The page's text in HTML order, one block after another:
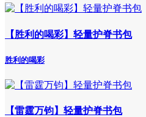
【胜利的喝彩】轻量护脊书包
胜利的喝彩
【雷霆万钧】轻量护脊书包